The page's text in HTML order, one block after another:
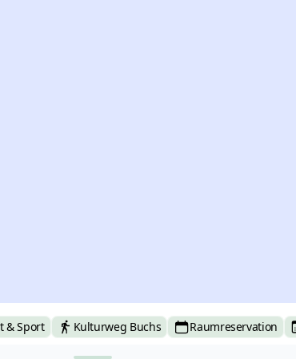
& Sport Kulturweg Buchs Raumreservation